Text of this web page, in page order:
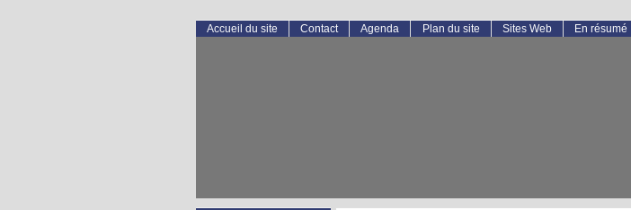
Accueil du site Contact Agenda Plan du site Sites Web En résumé